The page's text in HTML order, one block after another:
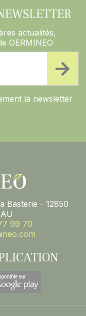
actualités,
GERMINEO
la newsletter
Basterie - 12850
99 70